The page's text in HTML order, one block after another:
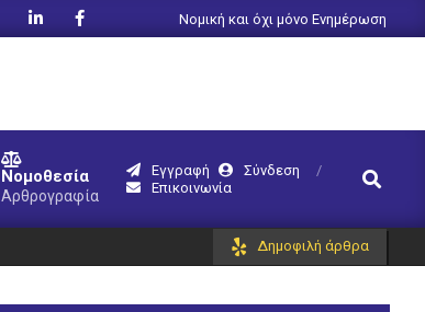
Νομική και όχι μόνο Ενημέρωση
Νομοθεσία
Αρθρογραφία
Εγγραφή
Σύνδεση
Επικοινωνία
Search
Δημοφιλή άρθρα